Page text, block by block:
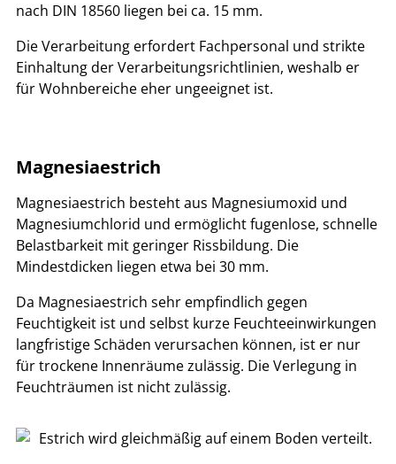
nach DIN 18560 liegen bei ca. 15 mm.
Die Verarbeitung erfordert Fachpersonal und strikte
Einhaltung der Verarbeitungsrichtlinien, weshalb er
für Wohnbereiche eher ungeeignet ist.
Magnesiaestrich
Magnesiaestrich besteht aus Magnesiumoxid und
Magnesiumchlorid und ermöglicht fugenlose, schnelle
Belastbarkeit mit geringer Rissbildung. Die
Mindestdicken liegen etwa bei 30 mm.
Da Magnesiaestrich sehr empfindlich gegen
Feuchtigkeit ist und selbst kurze Feuchteeinwirkungen
langfristige Schäden verursachen können, ist er nur
für trockene Innenräume zulässig. Die Verlegung in
Feuchträumen ist nicht zulässig.